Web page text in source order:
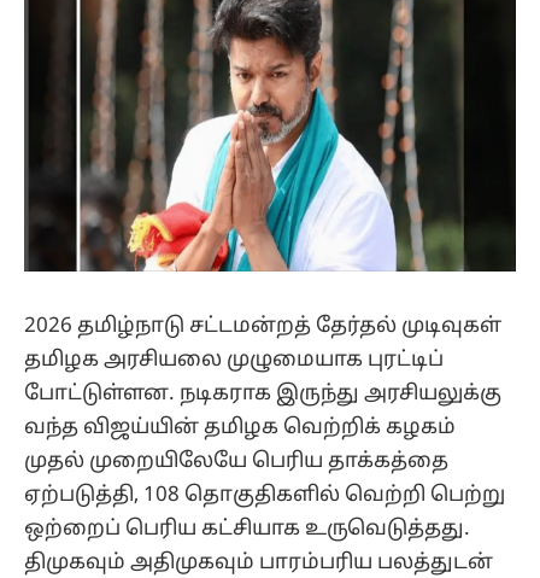
2026 தமிழ்நாடு சட்டமன்றத் தேர்தல் முடிவுகள்
தமிழக அரசியலை முழுமையாக புரட்டிப்
போட்டுள்ளன. நடிகராக இருந்து அரசியலுக்கு
வந்த விஜய்யின் தமிழக வெற்றிக் கழகம்
முதல் முறையிலேயே பெரிய தாக்கத்தை
ஏற்படுத்தி, 108 தொகுதிகளில் வெற்றி பெற்று
ஒற்றைப் பெரிய கட்சியாக உருவெடுத்தது.
திமுகவும் அதிமுகவும் பாரம்பரிய பலத்துடன்